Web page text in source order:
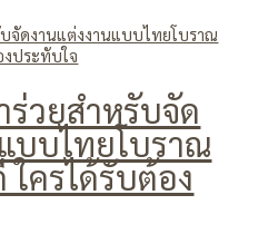
ร่วยสำหรับจัด
บบไทยโบราณ
ครได้รับต้อง